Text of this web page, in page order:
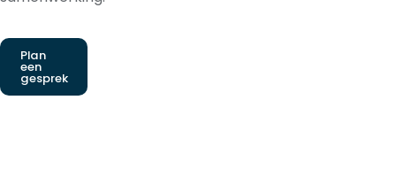
Plan
een
gesprek